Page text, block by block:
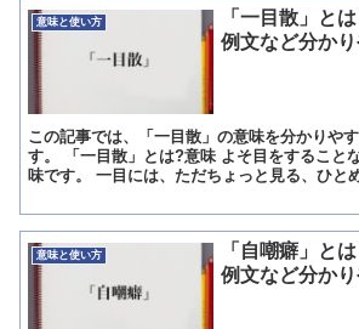
意味と使い方
「一目散」と
例文など分か
この記事では、「一目散」の意味を分かりや
す。 「一目散」とは?意味 よそ目をすること
味です。 一目には、ただちょっと見る、ひと
意味と使い方
「自嘲癖」と
例文など分か